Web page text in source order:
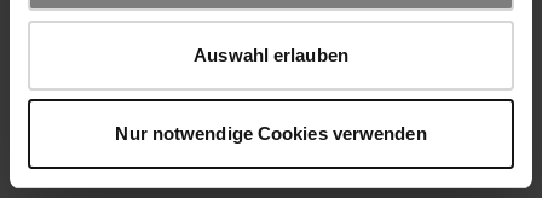
Auswahl erlauben
Nur notwendige Cookies verwenden